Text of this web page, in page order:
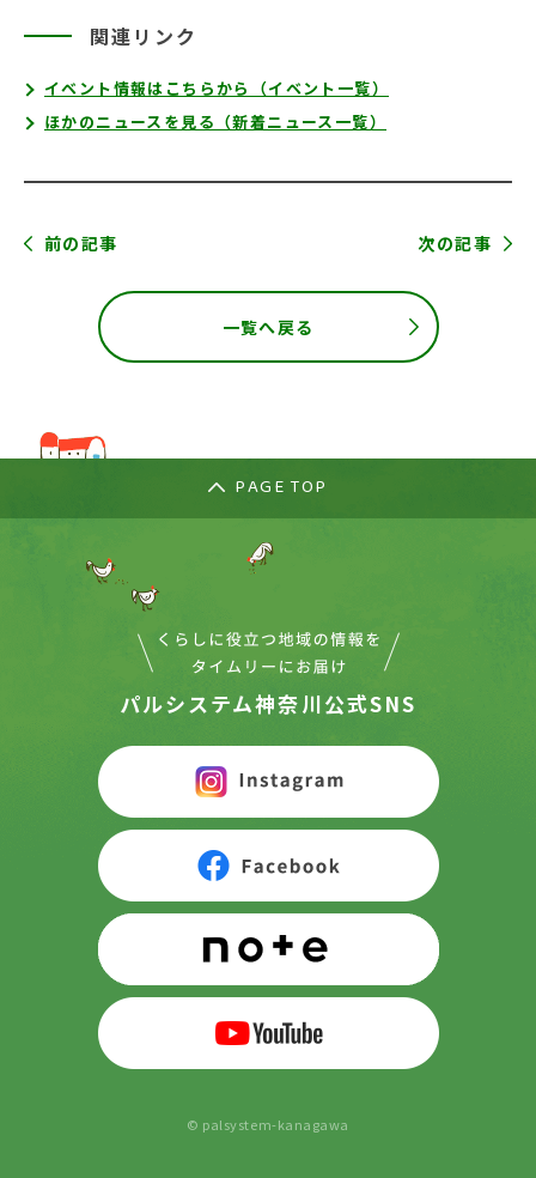
関連リンク
イベント情報はこちらから（イベント一覧）
ほかのニュースを見る（新着ニュース一覧）
前の記事 次の記事
一覧へ戻る
PAGE TOP
パルシステム神奈川公式SNS
© palsystem-kanagawa